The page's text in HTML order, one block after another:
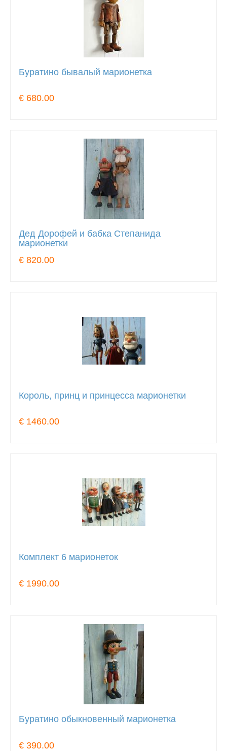
Буратино бывалый марионетка
€ 680.00
Дед Дорофей и бабка Степанида
марионетки
€ 820.00
Король, принц и принцесса марионетки
€ 1460.00
Комплект 6 марионеток
€ 1990.00
Буратино обыкновенный марионетка
€ 390.00